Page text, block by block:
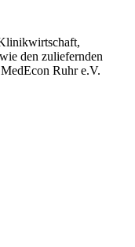
den zuliefernden
Ruhr e.V.